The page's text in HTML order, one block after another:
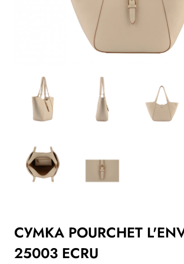
СУМКА POURCHET
25003 ECRU